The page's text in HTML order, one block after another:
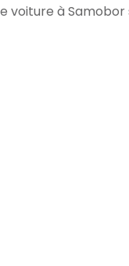
voiture à